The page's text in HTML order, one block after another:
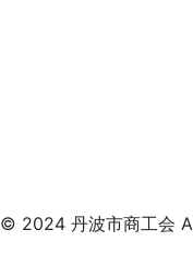
© 2024 丹波市商工会